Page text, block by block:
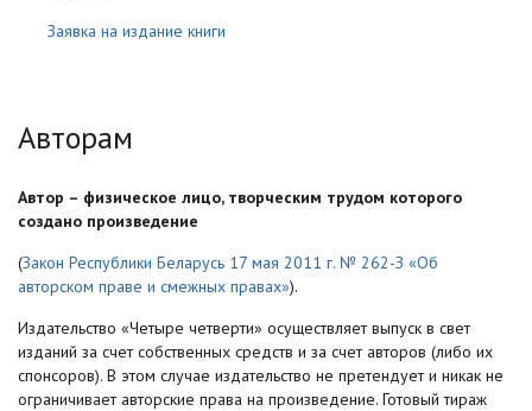
Заявка на издание книги
Авторам
Автор – физическое лицо, творческим трудом которого
создано произведение
(Закон Республики Беларусь 17 мая 2011 г. № 262-З «Об
авторском праве и смежных правах»).
Издательство «Четыре четверти» осуществляет выпуск в свет
изданий за счет собственных средств и за счет авторов (либо их
спонсоров). В этом случае издательство не претендует и никак не
ограничивает авторские права на произведение. Готовый тираж